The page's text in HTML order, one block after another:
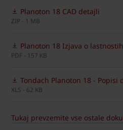
Planoton 18 CAD detajli
ZIP - 1 MB
Planoton 18 Izjava o lastnostih
PDF - 157 KB
Tondach Planoton 18 - Popisi
XLS - 62 KB
Tukaj prevzemite vse ostale